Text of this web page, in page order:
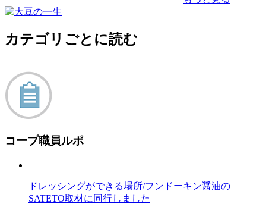
カテゴリごとに読む
コープ職員ルポ
ドレッシングができる場所/フンドーキン醤油の
SATETO取材に同行しました